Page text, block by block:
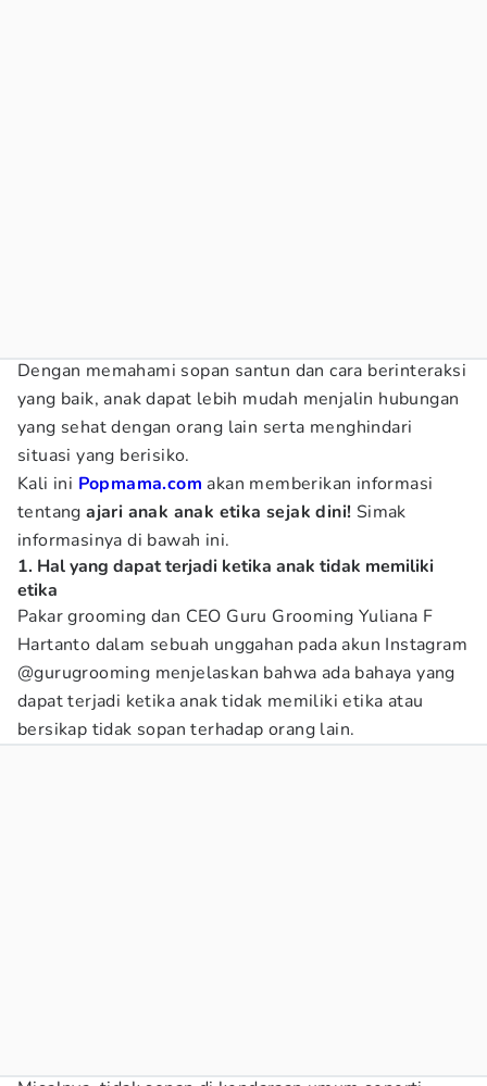
Dengan memahami sopan santun dan cara berinteraksi
yang baik, anak dapat lebih mudah menjalin hubungan
yang sehat dengan orang lain serta menghindari
situasi yang berisiko.
Kali ini Popmama.com akan memberikan informasi
tentangajari anak anak etika sejak dini! Simak
informasinya di bawah ini.
1. Hal yang dapat terjadi ketika anak tidak memiliki
etika
Pakar grooming dan CEO Guru Grooming Yuliana F
Hartanto dalam sebuah unggahan pada akun Instagram
@gurugrooming menjelaskan bahwa ada bahaya yang
dapat terjadi ketika anak tidak memiliki etika atau
bersikap tidak sopan terhadap orang lain.